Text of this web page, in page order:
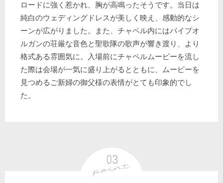
ロードに強く惹かれ、胸が高鳴ったそうです。当日は
純白のウェディングドレスが美しく映え、感動的なシ
ーンが広がりました。また、チャペル内にはパイプオ
ルガンの荘厳な音色と聖歌隊の歌声が響き渡り、より
格式ある雰囲気に。入場前にチャペルムービーを流し
た際は会場が一気に盛り上がるとともに、ムービーを
見つめるご新婦の御父様の表情がとても印象的でし
た。